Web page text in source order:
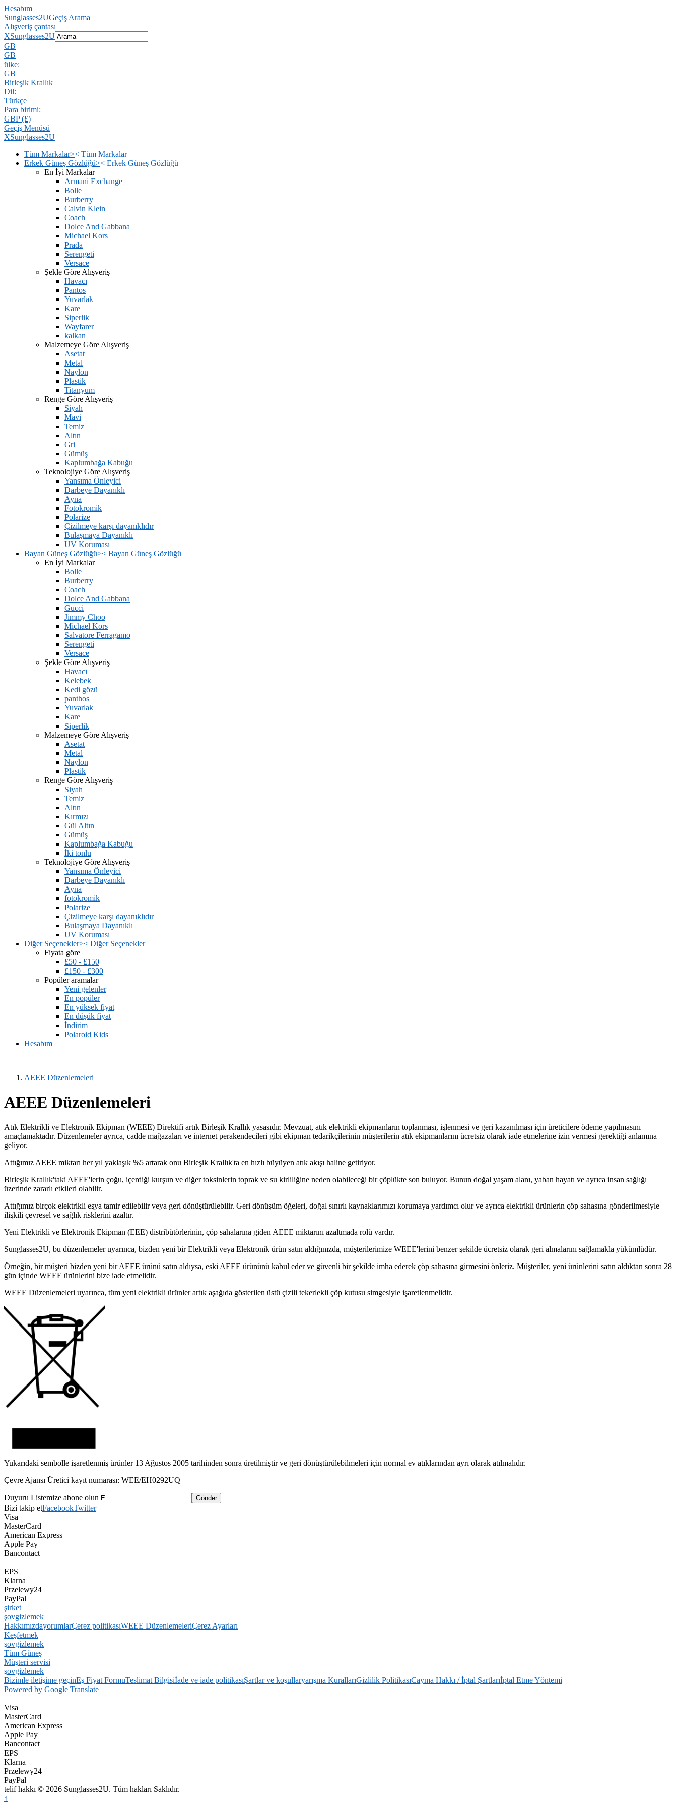
Hesabım
Sunglasses2UGeçiş Arama
Alışveriş çantası
XSunglasses2U
GB
GB
ülke:
GB
Birleşik Krallık
Dil:
Türkçe
Para birimi:
GBP (£)
Geçiş Menüsü
XSunglasses2U
Tüm Markalar>< Tüm Markalar
Erkek Güneş Gözlüğü>< Erkek Güneş Gözlüğü
En İyi Markalar
Armani Exchange
Bolle
Burberry
Calvin Klein
Coach
Dolce And Gabbana
Michael Kors
Prada
Serengeti
Versace
Şekle Göre Alışveriş
Havacı
Pantos
Yuvarlak
Kare
Siperlik
Wayfarer
kalkan
Malzemeye Göre Alışveriş
Asetat
Metal
Naylon
Plastik
Titanyum
Renge Göre Alışveriş
Siyah
Mavi
Temiz
Altın
Gri
Gümüş
Kaplumbağa Kabuğu
Teknolojiye Göre Alışveriş
Yansıma Önleyici
Darbeye Dayanıklı
Ayna
Fotokromik
Polarize
Çizilmeye karşı dayanıklıdır
Bulaşmaya Dayanıklı
UV Koruması
Bayan Güneş Gözlüğü>< Bayan Güneş Gözlüğü
En İyi Markalar
Bolle
Burberry
Coach
Dolce And Gabbana
Gucci
Jimmy Choo
Michael Kors
Salvatore Ferragamo
Serengeti
Versace
Şekle Göre Alışveriş
Havacı
Kelebek
Kedi gözü
panthos
Yuvarlak
Kare
Siperlik
Malzemeye Göre Alışveriş
Asetat
Metal
Naylon
Plastik
Renge Göre Alışveriş
Siyah
Temiz
Altın
Kırmızı
Gül Altın
Gümüş
Kaplumbağa Kabuğu
İki tonlu
Teknolojiye Göre Alışveriş
Yansıma Önleyici
Darbeye Dayanıklı
Ayna
fotokromik
Polarize
Çizilmeye karşı dayanıklıdır
Bulaşmaya Dayanıklı
UV Koruması
Diğer Seçenekler>< Diğer Seçenekler
Fiyata göre
£50 - £150
£150 - £300
Popüler aramalar
Yeni gelenler
En popüler
En yüksek fiyat
En düşük fiyat
İndirim
Polaroid Kids
Hesabım
AEEE Düzenlemeleri
AEEE Düzenlemeleri
Atık Elektrikli ve Elektronik Ekipman (WEEE) Direktifi artık Birleşik Krallık yasasıdır. Mevzuat, atık elektrikli ekipmanların toplanması, işlenmesi ve geri kazanılması için üreticilere ödeme yapılmasını
amaçlamaktadır. Düzenlemeler ayrıca, cadde mağazaları ve internet perakendecileri gibi ekipman tedarikçilerinin müşterilerin atık ekipmanlarını ücretsiz olarak iade etmelerine izin vermesi gerektiği anlamına
geliyor.
Attığımız AEEE miktarı her yıl yaklaşık %5 artarak onu Birleşik Krallık'ta en hızlı büyüyen atık akışı haline getiriyor.
Birleşik Krallık'taki AEEE'lerin çoğu, içerdiği kurşun ve diğer toksinlerin toprak ve su kirliliğine neden olabileceği bir çöplükte son buluyor. Bunun doğal yaşam alanı, yaban hayatı ve ayrıca insan sağlığı
üzerinde zararlı etkileri olabilir.
Attığımız birçok elektrikli eşya tamir edilebilir veya geri dönüştürülebilir. Geri dönüşüm öğeleri, doğal sınırlı kaynaklarımızı korumaya yardımcı olur ve ayrıca elektrikli ürünlerin çöp sahasına gönderilmesiyle
ilişkili çevresel ve sağlık risklerini azaltır.
Yeni Elektrikli ve Elektronik Ekipman (EEE) distribütörlerinin, çöp sahalarına giden AEEE miktarını azaltmada rolü vardır.
Sunglasses2U, bu düzenlemeler uyarınca, bizden yeni bir Elektrikli veya Elektronik ürün satın aldığınızda, müşterilerimize WEEE'lerini benzer şekilde ücretsiz olarak geri almalarını sağlamakla yükümlüdür.
Örneğin, bir müşteri bizden yeni bir AEEE ürünü satın aldıysa, eski AEEE ürününü kabul eder ve güvenli bir şekilde imha ederek çöp sahasına girmesini önleriz. Müşteriler, yeni ürünlerini satın aldıktan sonra 28
gün içinde WEEE ürünlerini bize iade etmelidir.
WEEE Düzenlemeleri uyarınca, tüm yeni elektrikli ürünler artık aşağıda gösterilen üstü çizili tekerlekli çöp kutusu simgesiyle işaretlenmelidir.
Yukarıdaki sembolle işaretlenmiş ürünler 13 Ağustos 2005 tarihinden sonra üretilmiştir ve geri dönüştürülebilmeleri için normal ev atıklarından ayrı olarak atılmalıdır.
Çevre Ajansı Üretici kayıt numarası: WEE/EH0292UQ
Duyuru Listemize abone olun
Bizi takip etFacebookTwitter
Visa
MasterCard
American Express
Apple Pay
Bancontact
EPS
Klarna
Przelewy24
PayPal
şirket
şovgizlemek
HakkımızdayorumlarÇerez politikasıWEEE DüzenlemeleriÇerez Ayarları
Keşfetmek
şovgizlemek
Tüm Güneş
Müşteri servisi
şovgizlemek
Bizimle iletişime geçinEş Fiyat FormuTeslimat Bilgisiİade ve iade politikasıŞartlar ve koşullaryarışma KurallarıGizlilik PolitikasıCayma Hakkı / İptal Şartlarıİptal Etme Yöntemi
Powered by Google Translate
Visa
MasterCard
American Express
Apple Pay
Bancontact
EPS
Klarna
Przelewy24
PayPal
telif hakkı © 2026 Sunglasses2U. Tüm hakları Saklıdır.
↑